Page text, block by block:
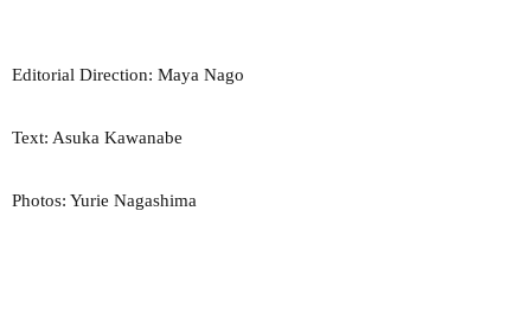
Editorial Direction: Maya Nago
Text: Asuka Kawanabe
Photos: Yurie Nagashima